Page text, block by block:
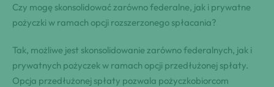
Czy mogę skonsolidować zarówno federalne, jak i prywatne
pożyczki w ramach opcji rozszerzonego spłacania?
Tak, możliwe jest skonsolidowanie zarówno federalnych, jak i
prywatnych pożyczek w ramach opcji przedłużonej spłaty.
Opcja przedłużonej spłaty pozwala pożyczkobiorcom